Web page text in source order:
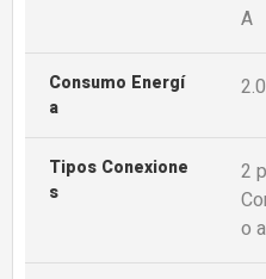
A
Consumo Energí
A
Tipos Conexione
S
2
o